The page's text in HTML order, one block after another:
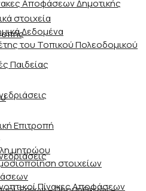
Αποφάσεων Δημοτικής
Παιδείας
Επιτροπή
Πίνακες Αποφάσεων
στοιχεία
Δεδομένα
του Τοπικού Πολεοδομικού
μητρώου
στοιχείων